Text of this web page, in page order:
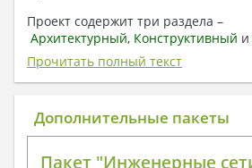
Проект содержит три раздела –
Архитектурный, Конструктивный и
отопление, вентиляция,
электроснабжение (приобретается
плату) + Пояснительная записка.
1. Архитектурный раздел:
Прочитать полный текст
Дополнительные пакеты
Пакет "Инженерные